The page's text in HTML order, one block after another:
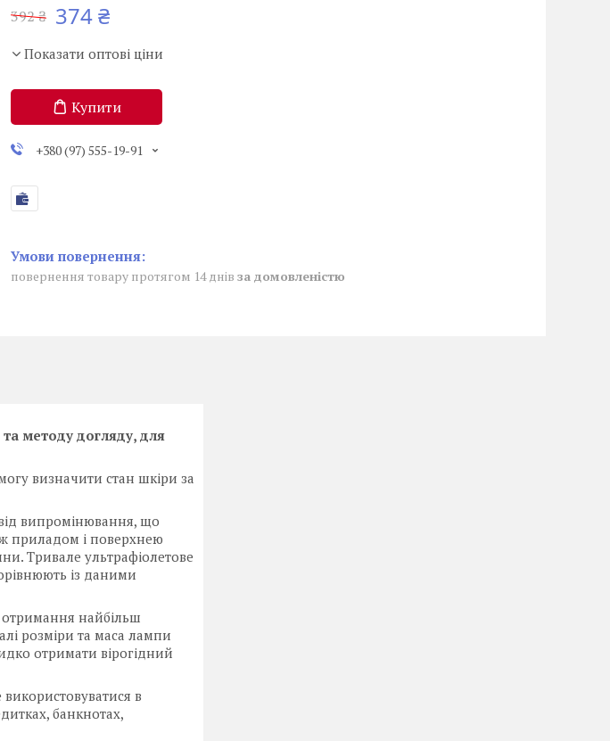
392 ₴ 374 ₴
Показати оптові ціни
Купити
+380 (97) 555-19-91
повернення товару протягом 14 днів за домовленістю
методу догляду, для
визначити стан шкіри за
від випромінювання, що
приладом і поверхнею
Тривале ультрафіолетове
із даними
найбільш
розміри та маса лампи
отримати вірогідний
в
банкнотах,